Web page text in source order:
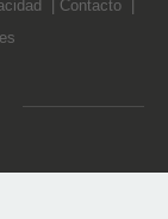
Contacto